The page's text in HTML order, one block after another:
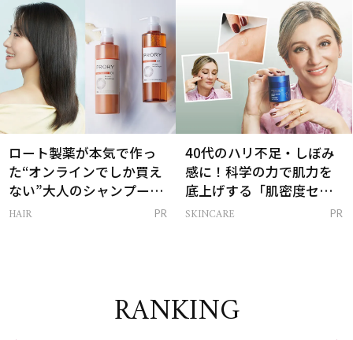
ロート製薬が本気で作っ
た“オンラインでしか買え
ない”大人のシャンプー＆
トリートメントって？
HAIR PR
40代のハリ不足・しぼみ
感に！科学の力で肌力を
底上げする「肌密度セラ
ム」
SKINCARE PR
RANKING